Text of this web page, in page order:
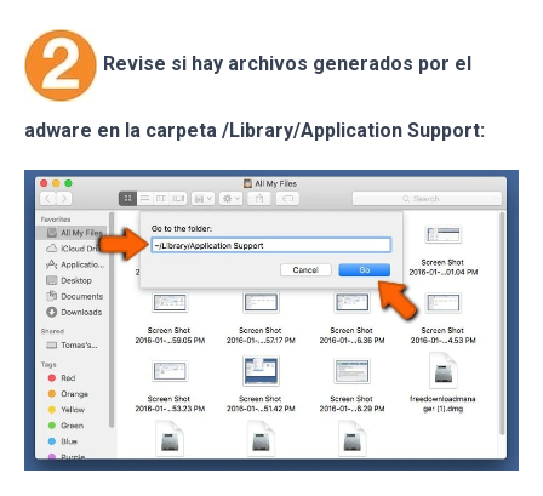
Revise si hay archivos generados por el
adware en la carpeta /Library/Application Support: